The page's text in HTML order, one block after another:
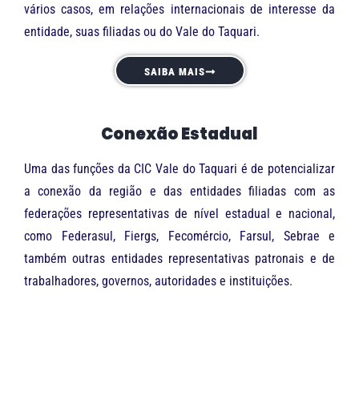
vários casos, em relações internacionais de interesse da
entidade, suas filiadas ou do Vale do Taquari.
SAIBA MAIS
Conexão Estadual
Uma das funções da CIC Vale do Taquari é de potencializar
a conexão da região e das entidades filiadas com as
federações representativas de nível estadual e nacional,
como Federasul, Fiergs, Fecomércio, Farsul, Sebrae e
também outras entidades representativas patronais e de
trabalhadores, governos, autoridades e instituições.